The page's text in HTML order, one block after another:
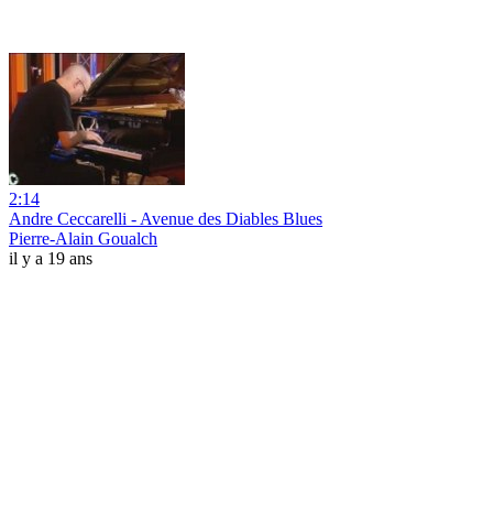
2:14
Andre Ceccarelli - Avenue des Diables Blues
Pierre-Alain Goualch
il y a 19 ans